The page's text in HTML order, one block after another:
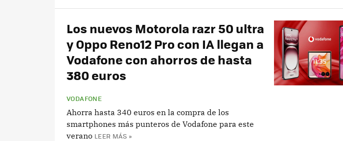
Los nuevos Motorola razr 50 ultra
y Oppo Reno12 Pro con IA llegan a
Vodafone con ahorros de hasta
380 euros
VODAFONE
Ahorra hasta 340 euros en la compra de los
smartphones más punteros de Vodafone para este
verano LEER MÁS »